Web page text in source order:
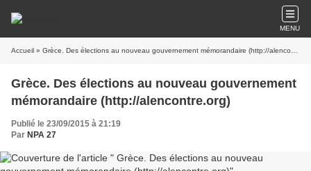
MENU
Accueil » Grèce. Des élections au nouveau gouvernement mémorandaire (http://alencontre.org)
Grèce. Des élections au nouveau gouvernement
mémorandaire (http://alencontre.org)
Publié le 23/09/2015 à 21:19
Par NPA 27